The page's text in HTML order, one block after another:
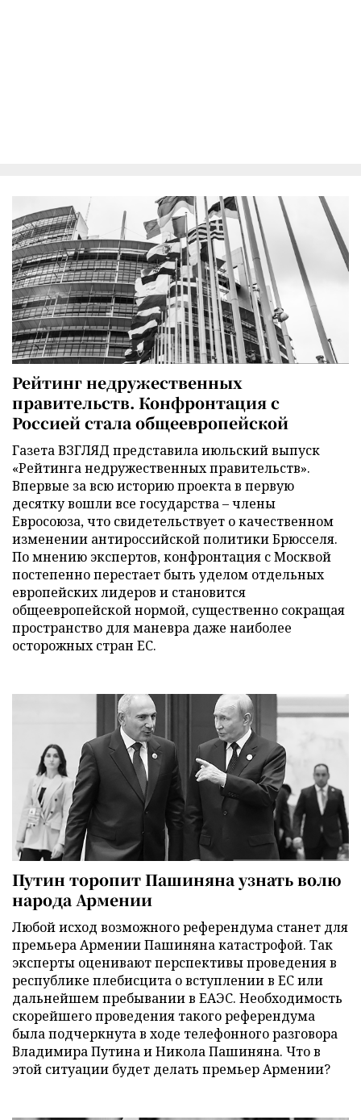
Рейтинг недружественных
правительств. Конфронтация с
Россией стала общеевропейской
Газета ВЗГЛЯД представила июльский выпуск
«Рейтинга недружественных правительств».
Впервые за всю историю проекта в первую
десятку вошли все государства – члены
Евросоюза, что свидетельствует о качественном
изменении антироссийской политики Брюсселя.
По мнению экспертов, конфронтация с Москвой
постепенно перестает быть уделом отдельных
европейских лидеров и становится
общеевропейской нормой, существенно сокращая
пространство для маневра даже наиболее
осторожных стран ЕС.
Путин торопит Пашиняна узнать волю
народа Армении
Любой исход возможного референдума станет для
премьера Армении Пашиняна катастрофой. Так
эксперты оценивают перспективы проведения в
республике плебисцита о вступлении в ЕС или
дальнейшем пребывании в ЕАЭС. Необходимость
скорейшего проведения такого референдума
была подчеркнута в ходе телефонного разговора
Владимира Путина и Никола Пашиняна. Что в
этой ситуации будет делать премьер Армении?